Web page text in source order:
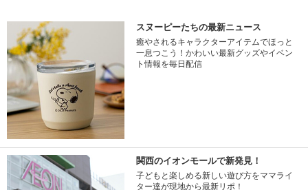
スヌーピーたちの最新ニュース
癒やされるキャラクターアイテムでほっと
一息つこう！かわいい最新グッズやイベン
ト情報を毎日配信
関西のイオンモールで新発見！
子どもと楽しめる新しい遊び方をママライ
ター達が現地から最新リポ！